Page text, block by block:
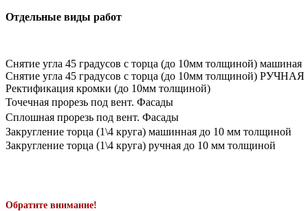
Отдельные виды работ
Снятие угла 45 градусов с торца (до 10мм толщиной) машиная
Снятие угла 45 градусов с торца (до 10мм толщиной) РУЧНАЯ
Ректификация кромки (до 10мм толщиной)
Точечная прорезь под вент. Фасады
Сплошная прорезь под вент. Фасады
Закругление торца (1\4 круга) машинная до 10 мм толщиной
Закругление торца (1\4 круга) ручная до 10 мм толщиной
Обратите внимание!